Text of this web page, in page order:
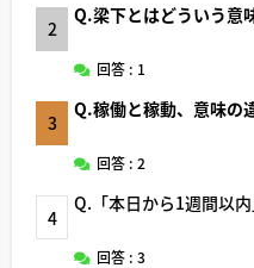
2
Q.梁下とはどういう意
回答 : 1
3
Q.稼働と稼動、意味の
回答 : 2
4
Q.「本日から1週間以
回答 : 3